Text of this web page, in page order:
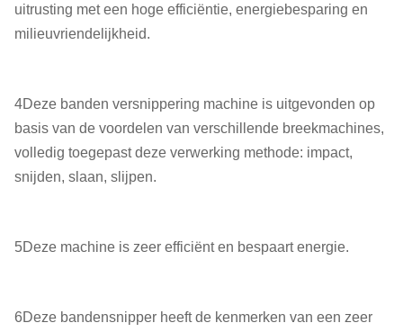
uitrusting met een hoge efficiëntie, energiebesparing en
milieuvriendelijkheid.
4Deze banden versnippering machine is uitgevonden op
basis van de voordelen van verschillende breekmachines,
volledig toegepast deze verwerking methode: impact,
snijden, slaan, slijpen.
5Deze machine is zeer efficiënt en bespaart energie.
6Deze bandensnipper heeft de kenmerken van een zeer